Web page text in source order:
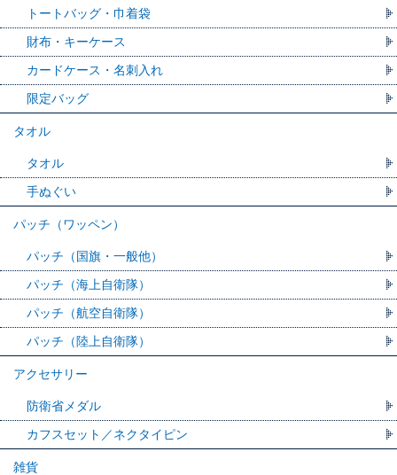
トートバッグ・巾着袋
財布・キーケース
カードケース・名刺入れ
限定バッグ
タオル
タオル
手ぬぐい
パッチ（ワッペン）
パッチ（国旗・一般他）
パッチ（海上自衛隊）
パッチ（航空自衛隊）
パッチ（陸上自衛隊）
アクセサリー
防衛省メダル
カフスセット／ネクタイピン
雑貨